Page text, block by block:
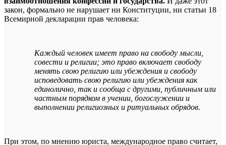
закон, формально не нарушает ни Конституции, ни статьи 18
Всемирной декларации прав человека:
Каждый человек имеет право на свободу мысли,
совести и религии; это право включает свободу
менять свою религию или убеждения и свободу
исповедовать свою религию или убеждения как
единолично, так и сообща с другими, публичным или
частным порядком в учении, богослужении и
выполнении религиозных и ритуальных обрядов.
При этом, по мнению юриста, международное право считает,